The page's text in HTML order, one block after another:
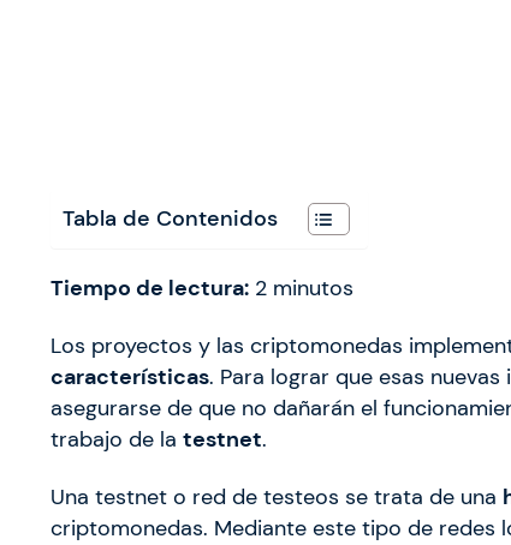
Tabla de Contenidos
Tiempo de lectura: 2 minutos
Los proyectos y las criptomonedas
características. Para lograr que esas
asegurarse de que no dañarán el
trabajo de la testnet.
Una testnet o red de testeos se trata de una
criptomonedas. Mediante este tipo de redes